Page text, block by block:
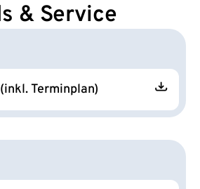
& Service
Terminplan)